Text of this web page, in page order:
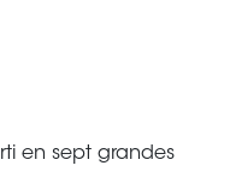
en sept grandes